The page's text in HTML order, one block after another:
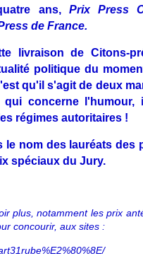
ans, Prix Press
de France.
livraison de Citons-
politique du
qu'il s'agit de deux
concerne l'humour,
régimes autoritaires !
le nom des lauréats des
spéciaux du Jury.
plus, notamment les prix
concourir, aux sites :